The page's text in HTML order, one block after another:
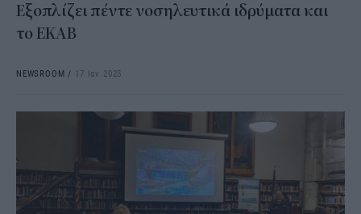
Εξοπλίζει πέντε νοσηλευτικά ιδρύματα και
το ΕΚΑΒ
NEWSROOM / 17 Ιαν 2025